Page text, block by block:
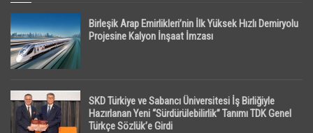
Birleşik Arap Emirlikleri’nin İlk Yüksek Hızlı Demiryolu
Projesine Kalyon İnşaat İmzası
SKD Türkiye ve Sabancı Üniversitesi İş Birliğiyle
Hazırlanan Yeni “Sürdürülebilirlik” Tanımı TDK Genel
Türkçe Sözlük’e Girdi